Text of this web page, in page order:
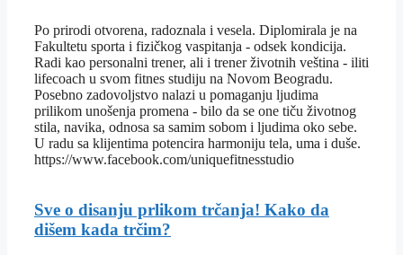
Po prirodi otvorena, radoznala i vesela. Diplomirala je na
Fakultetu sporta i fizičkog vaspitanja - odsek kondicija.
Radi kao personalni trener, ali i trener životnih veština - iliti
lifecoach u svom fitnes studiju na Novom Beogradu.
Posebno zadovoljstvo nalazi u pomaganju ljudima
prilikom unošenja promena - bilo da se one tiču životnog
stila, navika, odnosa sa samim sobom i ljudima oko sebe.
U radu sa klijentima potencira harmoniju tela, uma i duše.
https://www.facebook.com/uniquefitnesstudio
Sve o disanju prlikom trčanja! Kako da
dišem kada trčim?